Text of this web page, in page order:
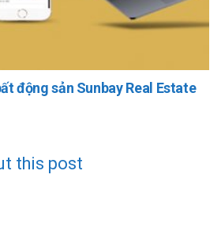
động sản Sunbay Real Estate
this post